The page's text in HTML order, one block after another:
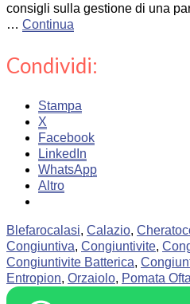
consigli sulla gestione di una
… Continua
Condividi:
Stampa
X
Facebook
LinkedIn
WhatsApp
Altro
Blefarocalasi, Calazio,
Congiuntiva, Congiuntivite,
Congiuntivite Batterica,
Entropion, Orzaiolo, Pomata